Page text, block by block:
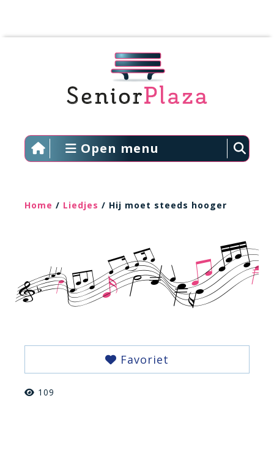
Open menu
Home / Liedjes / Hij moet steeds hooger
Favoriet
109